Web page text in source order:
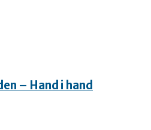
– Hand i hand